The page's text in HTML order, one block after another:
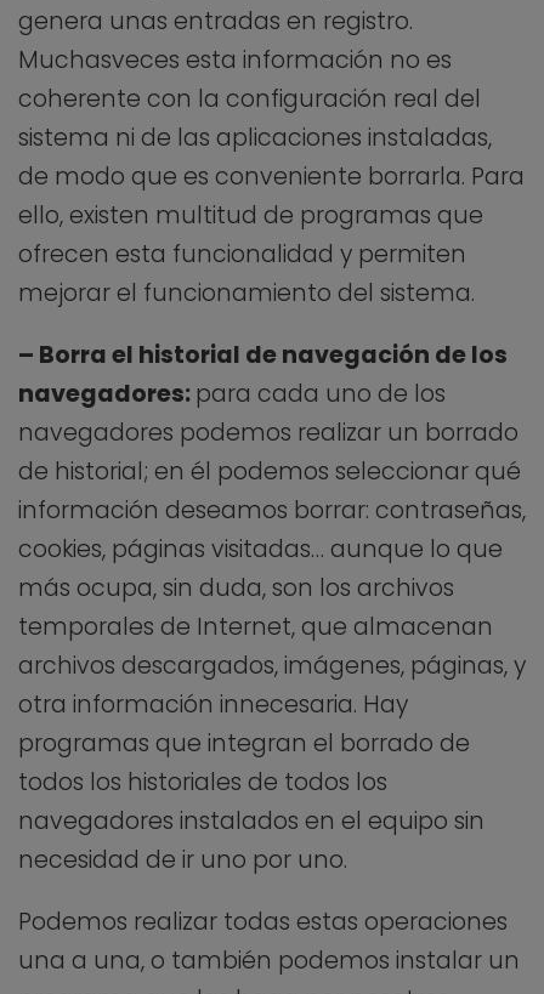
genera unas entradas en registro.
Muchasveces esta información no es
coherente con la configuración real del
sistema ni de las aplicaciones instaladas,
de modo que es conveniente borrarla. Para
ello, existen multitud de programas que
ofrecen esta funcionalidad y permiten
mejorar el funcionamiento del sistema.
– Borra el historial de navegación de los
navegadores:para cada uno de los
navegadores podemos realizar un borrado
de historial; en él podemos seleccionar qué
información deseamos borrar: contraseñas,
cookies, páginas visitadas… aunque lo que
más ocupa, sin duda, son los archivos
temporales de Internet, que almacenan
archivos descargados, imágenes, páginas, y
otra información innecesaria. Hay
programas que integran el borrado de
todos los historiales de todos los
navegadores instalados en el equipo sin
necesidad de ir uno por uno.
Podemos realizar todas estas operaciones
una a una, o también podemos instalar un